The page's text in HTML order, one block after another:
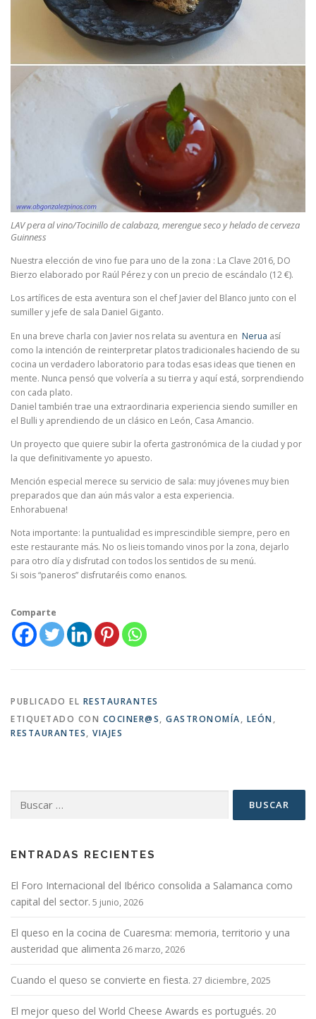
LAV pera al vino/Tocinillo de calabaza, merengue seco y helado de cerveza
Guinness
Nuestra elección de vino fue para uno de la zona : La Clave 2016, DO
Bierzo elaborado por Raúl Pérez y con un precio de escándalo (12 €).
Los artífices de esta aventura son el chef Javier del Blanco junto con el
sumiller y jefe de sala Daniel Giganto.
En una breve charla con Javier nos relata su aventura en Nerua así
como la intención de reinterpretar platos tradicionales haciendo de su
cocina un verdadero laboratorio para todas esas ideas que tienen en
mente. Nunca pensó que volvería a su tierra y aquí está, sorprendiendo
con cada plato.
Daniel también trae una extraordinaria experiencia siendo sumiller en
el Bulli y aprendiendo de un clásico en León, Casa Amancio.
Un proyecto que quiere subir la oferta gastronómica de la ciudad y por
la que definitivamente yo apuesto.
Mención especial merece su servicio de sala: muy jóvenes muy bien
preparados que dan aún más valor a esta experiencia.
Enhorabuena!
Nota importante: la puntualidad es imprescindible siempre, pero en
este restaurante más. No os lieis tomando vinos por la zona, dejarlo
para otro día y disfrutad con todos los sentidos de su menú.
Si sois “paneros” disfrutaréis como enanos.
Comparte
PUBLICADO EL RESTAURANTES
ETIQUETADO CON COCINER@S, GASTRONOMÍA, LEÓN,
RESTAURANTES, VIAJES
ENTRADAS RECIENTES
El Foro Internacional del Ibérico consolida a Salamanca como
capital del sector. 5 junio, 2026
El queso en la cocina de Cuaresma: memoria, territorio y una
austeridad que alimenta 26 marzo, 2026
Cuando el queso se convierte en fiesta. 27 diciembre, 2025
El mejor queso del World Cheese Awards es portugués. 20